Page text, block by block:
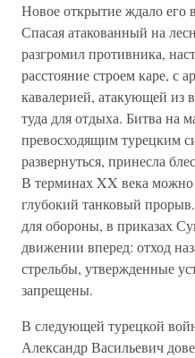
Новое открытие ждало его
Спасая атакованный на
разгромил противника,
расстояние строем каре, с
кавалерией, атакующей из
туда для отдыха. Битва на
превосходящим турецким
развернуться, принесла
В терминах XX века можно
глубокий танковый
для обороны, в приказах
движении вперед: отход
стрельбы, утвержденные
запрещены.
В следующей турецкой
Александр Васильевич